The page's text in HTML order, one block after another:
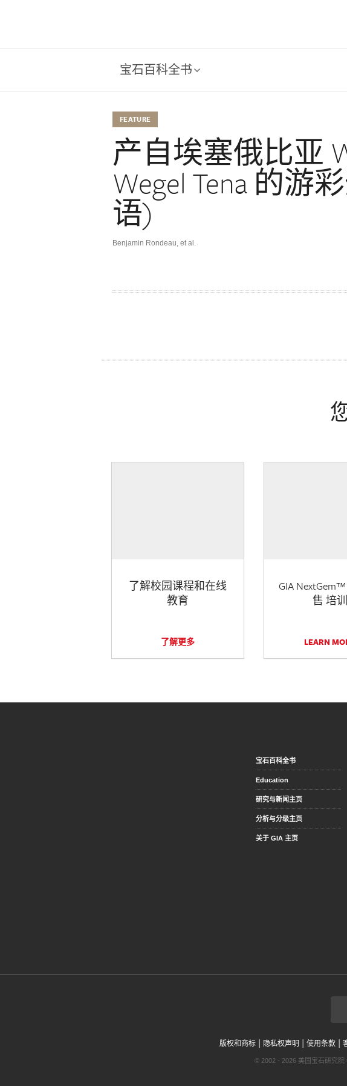
宝石百科全书
FEATURE
产自埃塞俄比亚
Wegel Tena 的游
语)
Benjamin Rondeau, et al.
了解校园课程和在线
教育
了解更多
GIA
售 培训
LEARN
宝石百科全书
Education
研究与新闻主页
分析与分级主页
关于 GIA 主页
版权和商标 | 隐私权声明 | 使用条款 |
© 2002 - 2026 美国宝石研究院